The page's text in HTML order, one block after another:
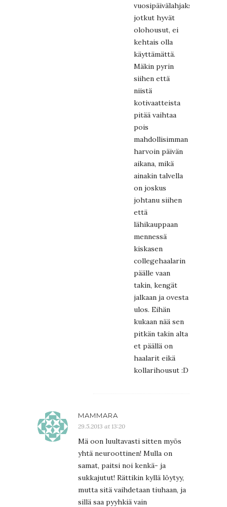
vuosipäivälahjaks
jotkut hyvät
olohousut, ei
kehtais olla
käyttämättä.
Mäkin pyrin
siihen että
niistä
kotivaatteista
pitää vaihtaa
pois
mahdollisimman
harvoin päivän
aikana, mikä
ainakin talvella
on joskus
johtanu siihen
että
lähikauppaan
mennessä
kiskasen
collegehaalarin
päälle vaan
takin, kengät
jalkaan ja ovesta
ulos. Eihän
kukaan nää sen
pitkän takin alta
et päällä on
haalarit eikä
kollarihousut :D
MAMMARA
29.5.2013 at 13:20
Mä oon luultavasti sitten myös
yhtä neuroottinen! Mulla on
samat, paitsi noi kenkä- ja
sukkajutut! Rättikin kyllä löytyy,
mutta sitä vaihdetaan tiuhaan, ja
sillä saa pyyhkiä vain